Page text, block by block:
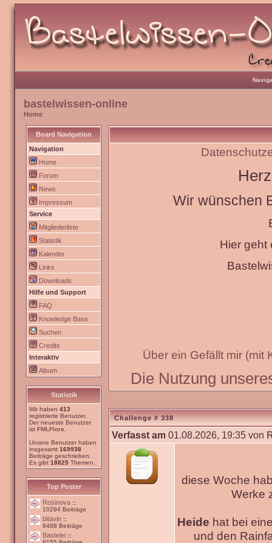
bastelwissen-online
Home
Board Navigation
Navigation
Home
Forum
News
Impressum
Service
Mitgliederliste
Statistik
Kalender
Links
Downloads
Hilfe und Support
FAQ
Knowledge Base
Suchen
Credits
Interaktiv
Album
Statistik
Wir haben 413
registrierte Benutzer.
Der neueste Benutzer
ist FMLFlore
Unsere Benutzer haben
insgesamt 169938
Beiträge geschrieben.
Es gibt 18825 Themen.
Top Poster
Rosinova ::
10294 Beiträge
bitavin ::
9488 Beiträge
Bastelei ::
Wir wünschen
Hier geht
Über ein Gefällt mir (mit
Die Nutzung
Challenge # 338
Verfasst am 01.08.2026, 19:35 von
diese Woche
Werke
Heide hat bei
und den